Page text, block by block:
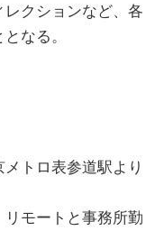
クションなど、各
なる。
トロ表参道駅より
モートと事務所勤